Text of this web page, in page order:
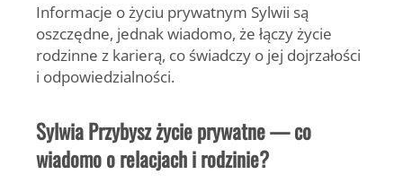
Informacje o życiu prywatnym Sylwii są
oszczędne, jednak wiadomo, że łączy życie
rodzinne z karierą, co świadczy o jej dojrzałości
i odpowiedzialności.
Sylwia Przybysz życie prywatne — co
wiadomo o relacjach i rodzinie?